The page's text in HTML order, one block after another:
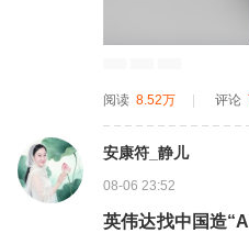
阅读 8.52万 评论
安康符_静儿
08-06 23:52
英伟达找中国造